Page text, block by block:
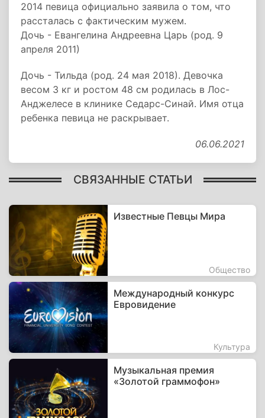
2014 певица официально заявила о том, что
рассталась с фактическим мужем.
Дочь - Евангелина Андреевна Царь (род. 9
апреля 2011)
Дочь - Тильда (род. 24 мая 2018). Девочка
весом 3 кг и ростом 48 см родилась в Лос-
Анджелесе в клинике Седарс-Синай. Имя отца
ребенка певица не раскрывает.
06.06.2021
СВЯЗАННЫЕ СТАТЬИ
Известные Певцы Мира
Общество
Международный конкурс
Евровидение
Культура
Музыкальная премия
«Золотой граммофон»